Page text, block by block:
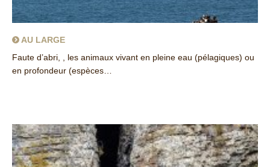
AU LARGE
Faute d’abri, , les animaux vivant en pleine eau (pélagiques) ou
en profondeur (espèces…